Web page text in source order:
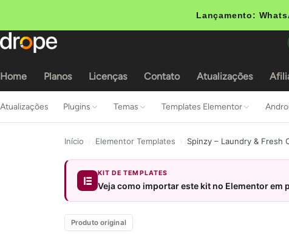
Lançamento:
Home Planos Licenças Contato Atualizações
Atualizações Plugins Temas Templates Elementor
Início Elementor Templates Spinzy – Laundry & Fresh
KIT DE TEMPLATES
Veja como importar este kit no Elementor em
Produto original